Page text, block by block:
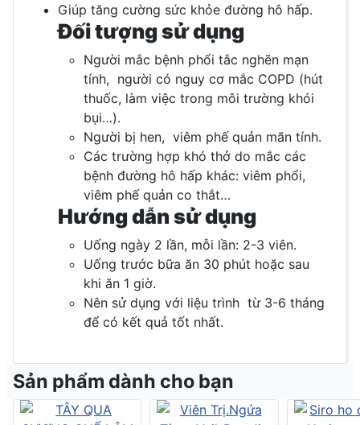
Giúp tăng cường sức khỏe đường hô hấp.
Đối tượng sử dụng
Người mắc bệnh phổi tắc nghẽn mạn
tính, người có nguy cơ mắc COPD (hút
thuốc, làm việc trong môi trường khói
bụi…).
Người bị hen, viêm phế quản mãn tính.
Các trường hợp khó thở do mắc các
bệnh đường hô hấp khác: viêm phổi,
viêm phế quản co thắt…
Hướng dẫn sử dụng
Uống ngày 2 lần, mỗi lần: 2-3 viên.
Uống trước bữa ăn 30 phút hoặc sau
khi ăn 1 giờ.
Nên sử dụng với liệu trình từ 3-6 tháng
để có kết quả tốt nhất.
Sản phẩm dành cho bạn